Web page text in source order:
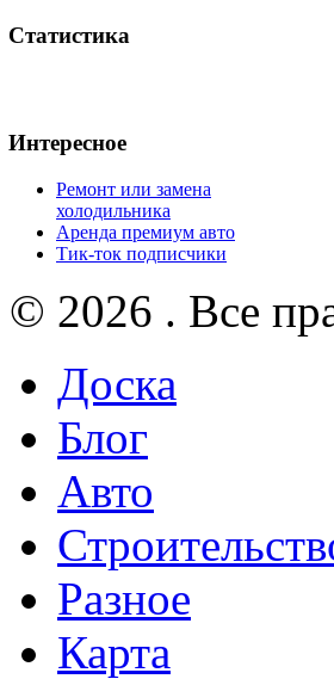
Статистика
Интересное
Ремонт или замена
холодильника
Аренда премиум авто
Тик-ток подписчики
© 2026 . Все
Доска
Блог
Авто
Разное
Карта